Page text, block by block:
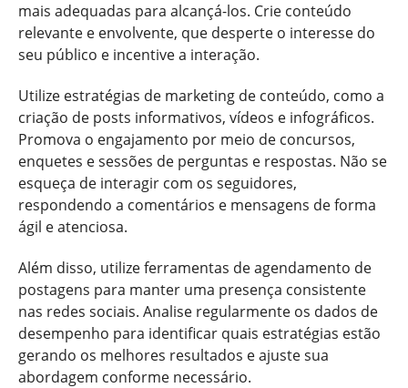
mais adequadas para alcançá-los. Crie conteúdo
relevante e envolvente, que desperte o interesse do
seu público e incentive a interação.
Utilize estratégias de marketing de conteúdo, como a
criação de posts informativos, vídeos e infográficos.
Promova o engajamento por meio de concursos,
enquetes e sessões de perguntas e respostas. Não se
esqueça de interagir com os seguidores,
respondendo a comentários e mensagens de forma
ágil e atenciosa.
Além disso, utilize ferramentas de agendamento de
postagens para manter uma presença consistente
nas redes sociais. Analise regularmente os dados de
desempenho para identificar quais estratégias estão
gerando os melhores resultados e ajuste sua
abordagem conforme necessário.